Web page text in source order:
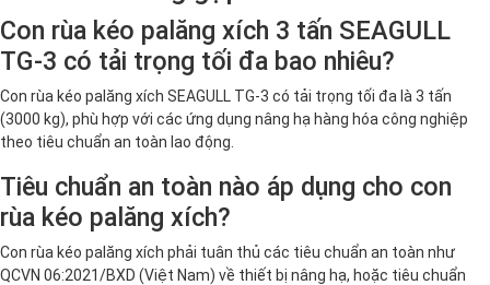
Con rùa kéo palăng xích 3 tấn SEAGULL
TG-3 có tải trọng tối đa bao nhiêu?
Con rùa kéo palăng xích SEAGULL TG-3 có tải trọng tối đa là 3 tấn
(3000 kg), phù hợp với các ứng dụng nâng hạ hàng hóa công nghiệp
theo tiêu chuẩn an toàn lao động.
Tiêu chuẩn an toàn nào áp dụng cho con
rùa kéo palăng xích?
Con rùa kéo palăng xích phải tuân thủ các tiêu chuẩn an toàn như
QCVN 06:2021/BXD (Việt Nam) về thiết bị nâng hạ, hoặc tiêu chuẩn